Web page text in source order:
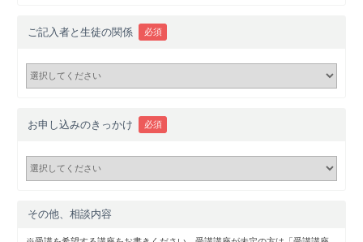
ご記入者と生徒の関係 必須
お申し込みのきっかけ 必須
その他、相談内容